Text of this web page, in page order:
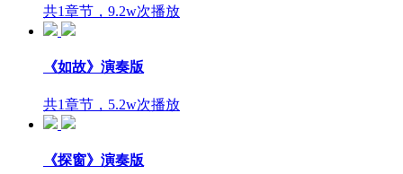
共1章节，9.2w次播放
《如故》演奏版
共1章节，5.2w次播放
《探窗》演奏版